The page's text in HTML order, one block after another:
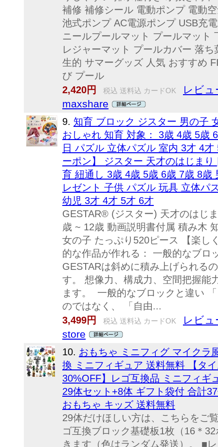
補修 補修シール 電動ポンプ 電動
池式ポンプ AC電源ポンプ USB充
ニールプールマット プールマット
レジャーマット プールカバー 落
生的 サマーグッズ 人気 おすすめ
び プール
2,420円
税込 送料込 カードOK
レビュ
maxshare
9. 知育 ブロック ジスター 男の子
おしゃれ 知育 対象： 3歳 4歳 5歳
日 パズル 立体パズル 室内 3才 4
ーポン】 ジスター 天才のはじま
育 紐通し 3歳 4歳 5歳 6歳 7歳 8歳
レゼント 子供 パズル 玩具 立体パ
幼児 3才 4才 5才 6才
GESTAR® (ジスター) 天才のはじ
歳 ~ 12歳 動画説明書付属 積み木
女の子 たっぷり520ピース 【楽し
的な作品が作れる： 一般的なブロ
GESTARは斜めに積み上げられる
す。 想像力、構成力、空間把握能
ます。 一般的なブロックと違い
のではなく、 「自由...
3,499円
税込 送料込 カードOK
レビュ
store
10. おもちゃ ミニフィグ マイクラ
換 ミニフィギュア 送料無料 【タ
30%OFF】レゴ互換品 ミニフィギ
29体セット+8体 ギフト袋付 合計
おもちゃ キッズ 送料無料
29体だけほしい方は、こちらをご
ゴ互換ブロック基礎板1枚（16＊
きます（色はランダム発送）。 ■